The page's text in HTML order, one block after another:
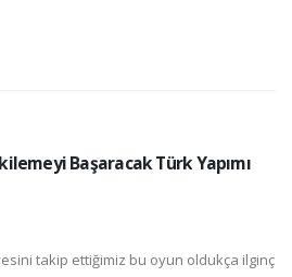
Başaracak Türk Yapımı
takip ettiğimiz bu oyun oldukça ilginç